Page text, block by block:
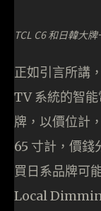
TCL C6 和日韓大
正如引言所講
TV 系統的智
牌，以價位計
65 寸計，價錢
買日系品牌可
Local